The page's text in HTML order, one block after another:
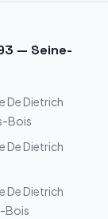
— Seine-
De Dietrich
Bois
De Dietrich
De Dietrich
Bois